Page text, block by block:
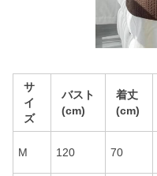
サ
イ
ズ
バスト
(cm)
着丈
(cm)
M 120 70